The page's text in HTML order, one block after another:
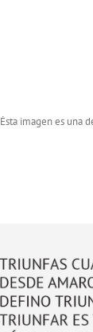
Ésta imagen es una